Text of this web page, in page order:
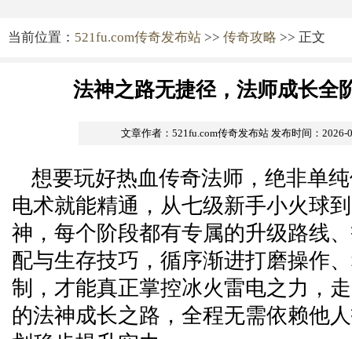
当前位置： 521fu.com传奇发布站 >> 传奇攻略 >> 正文
法神之路无捷径，法师成长全
文章作者：521fu.com传奇发布站 发布时间：2026-
想要玩好热血传奇法师，绝非单
电术就能精通，从七级新手小火球
神，每个阶段都有专属的升级路线
配与生存技巧，循序渐进打磨操作
制，才能真正掌控冰火雷电之力，
的法神成长之路，全程无需依赖他